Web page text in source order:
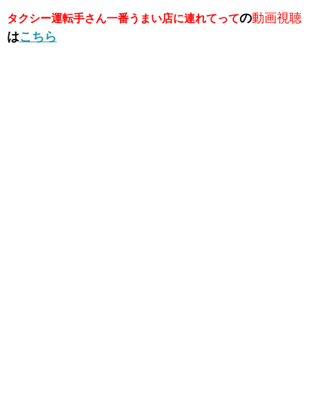
タクシー運転手さん一番うまい店に連れてっての動画視聴
はこちら